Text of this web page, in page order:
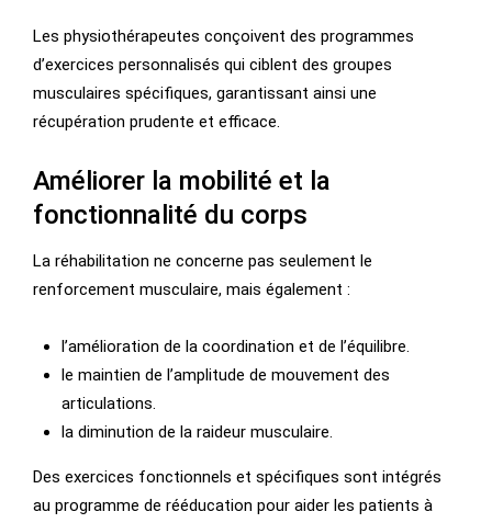
Les physiothérapeutes conçoivent des programmes
d’exercices personnalisés qui ciblent des groupes
musculaires spécifiques, garantissant ainsi une
récupération prudente et efficace.
Améliorer la mobilité et la
fonctionnalité du corps
La réhabilitation ne concerne pas seulement le
renforcement musculaire, mais également :
l’amélioration de la coordination et de l’équilibre.
le maintien de l’amplitude de mouvement des
articulations.
la diminution de la raideur musculaire.
Des exercices fonctionnels et spécifiques sont intégrés
au programme de rééducation pour aider les patients à